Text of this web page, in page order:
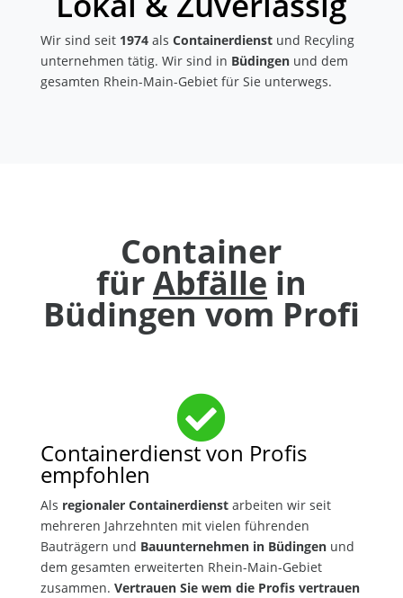
Wir sind seit 1974als Containerdienstund Recyling
unternehmen tätig. Wir sind in Büdingenund dem
gesamten Rhein-Main-Gebiet für Sie unterwegs.
Container
fürAbfälle in
Büdingen vom Profi

Containerdienst von Profis
empfohlen
Als regionaler Containerdienst arbeiten wir seit
mehreren Jahrzehnten mit vielen führenden
Bauträgern und Bauunternehmen in Büdingen und
dem gesamten erweiterten Rhein-Main-Gebiet
zusammen. Vertrauen Sie wem die Profis vertrauen